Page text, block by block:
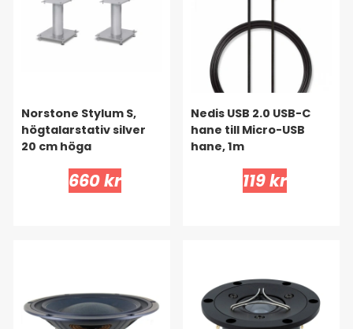
Norstone Stylum S,
högtalarstativ silver
20 cm höga
660 kr
Nedis USB 2.0 USB-C
hane till Micro-USB
hane, 1m
119 kr